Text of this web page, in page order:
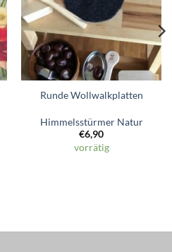
Runde Wollwalkplatten
Himmelsstürmer Natur
€6,90
vorrätig